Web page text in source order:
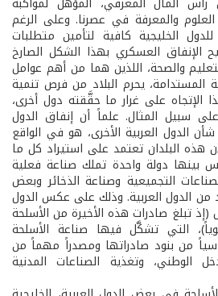
والمعرفة في عصرنا. وعلى الرغم
الخليجية كافية لتأمين متطلبات
الإنفاق العسكري بهذا الشكل الصارخ
والصحة، اللذين هما من أهم عوامل
المستدامة، يحرم البلاد من فرص تنمية
على غرار ما حقَّقته دول أخرى،
سبيل المثال. علماً أن إنفاق الدول
الدول العربية الأخرى، هو في الواقع
هذه البلدان تعتمد على استيراد كل ما
بينها دولة واحدة تملك صناعة فعلية
التجميعية وصناعة الذخائر وبعض
الدول العربية. وذلك على عكس الدول
(إذ تبلغ صادرات هذه الأخيرة من الأسلحة
سنوياً)، التي تشكَّل فيها صناعة الأسلحة
من بنود صادراتها ومصدراً مهماً من
الوطني، وتغذية الصناعات المدنية